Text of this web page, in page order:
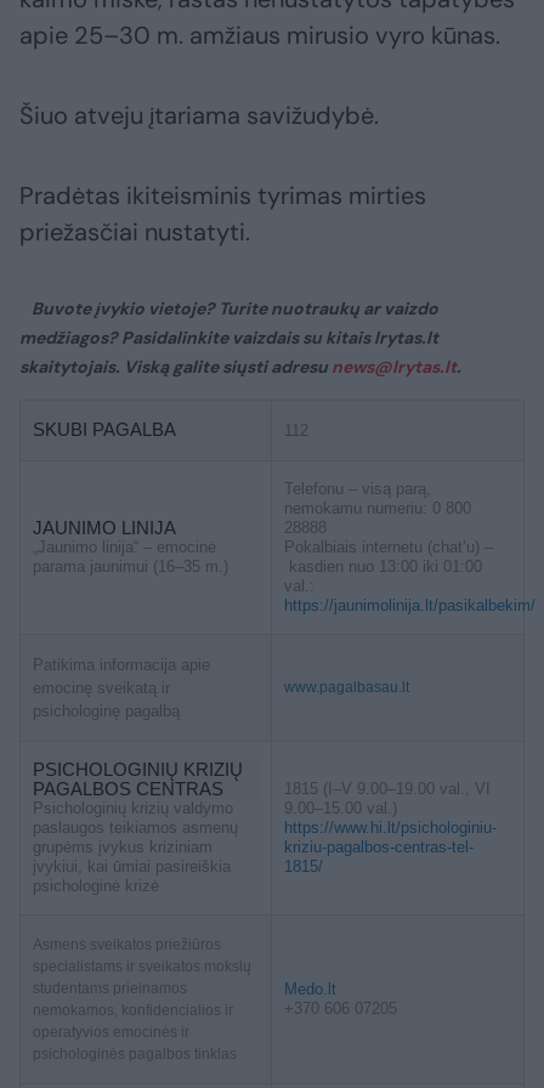
apie 25–30 m. amžiaus mirusio vyro kūnas.
Šiuo atveju įtariama savižudybė.
Pradėtas ikiteisminis tyrimas mirties
priežasčiai nustatyti.
Buvote įvykio vietoje? Turite nuotraukų ar vaizdo
medžiagos? Pasidalinkite vaizdais su kitais lrytas.lt
skaitytojais. Viską galite siųsti adresu news@lrytas.lt.
SKUBI PAGALBA 112
JAUNIMO LINIJA
„Jaunimo linija“ – emocinė
parama jaunimui (16–35 m.)
Telefonu – visą parą,
nemokamu numeriu: 0 800
28888
Pokalbiais internetu (chat’u) –
kasdien nuo 13:00 iki 01:00
val.:
https://jaunimolinija.lt/pasikalbekim/
Patikima informacija apie
emocinę sveikatą ir
psichologinę pagalbą
www.pagalbasau.lt
PSICHOLOGINIŲ KRIZIŲ
PAGALBOS CENTRAS
Psichologinių krizių valdymo
paslaugos teikiamos asmenų
grupėms įvykus kriziniam
įvykiui, kai ūmiai pasireiškia
psichologinė krizė
1815 (I–V 9.00–19.00 val., VI
9.00–15.00 val.)
https://www.hi.lt/psichologiniu-
kriziu-pagalbos-centras-tel-
1815/
Asmens sveikatos priežiūros
specialistams ir sveikatos mokslų
studentams prieinamos
nemokamos, konfidencialios ir
operatyvios emocinės ir
psichologinės pagalbos tinklas
Medo.lt
+370 606 07205